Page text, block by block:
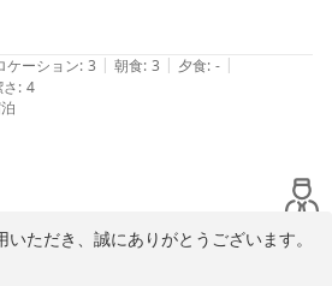
ケーション: 3 | 朝食: 3 | 夕食: - |
: 4
ただき、誠にありがとうございます。
厚く御礼申し上げます。